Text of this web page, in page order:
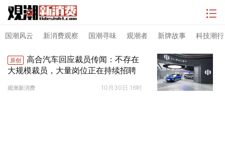
国潮风云 新消费观察 国潮寻味 观潮者 新牌故事 科技潮行
原创
高合汽车回应裁员传闻：不存在
大规模裁员，大量岗位正在持续招聘
观潮新消费 10月30日 16时